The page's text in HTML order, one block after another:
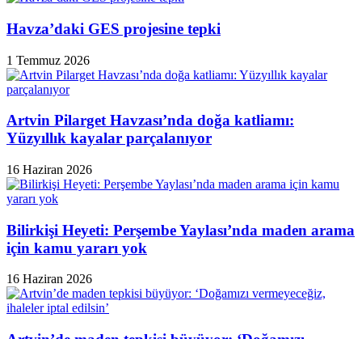
Havza’daki GES projesine tepki
1 Temmuz 2026
Artvin Pilarget Havzası’nda doğa katliamı:
Yüzyıllık kayalar parçalanıyor
16 Haziran 2026
Bilirkişi Heyeti: Perşembe Yaylası’nda maden arama
için kamu yararı yok
16 Haziran 2026